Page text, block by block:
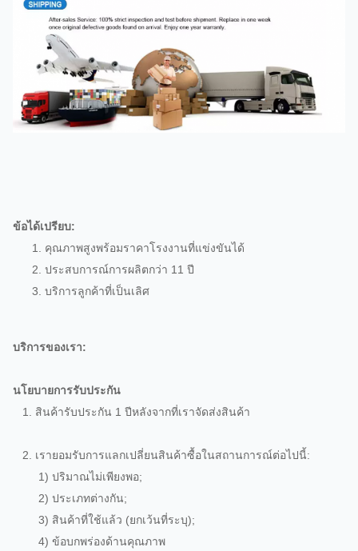
ข้อได้เปรียบ:
1. คุณภาพสูงพร้อมราคาโรงงานที่แข่งขันได้
2. ประสบการณ์การผลิตกว่า 11 ปี
3. บริการลูกค้าที่เป็นเลิศ
บริการของเรา:
นโยบายการรับประกัน
1. สินค้ารับประกัน 1 ปีหลังจากที่เราจัดส่งสินค้า
2. เรายอมรับการแลกเปลี่ยนสินค้าซื้อในสถานการณ์ต่อไปนี้:
1) ปริมาณไม่เพียงพอ;
2) ประเภทต่างกัน;
3) สินค้าที่ใช้แล้ว (ยกเว้นที่ระบุ);
4) ข้อบกพร่องด้านคุณภาพ